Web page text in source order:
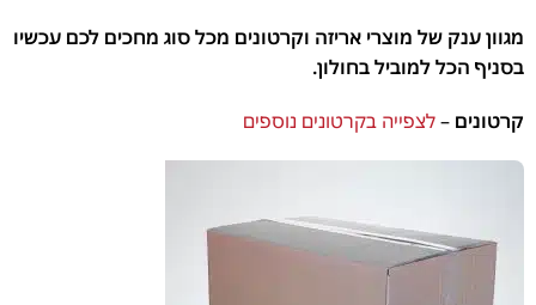
מגוון ענק של מוצרי אריזה וקרטונים מכל סוג מחכים לכם עכשיו
בסניף הכל למוביל בחולון.
קרטונים –לצפייה בקרטונים נוספים